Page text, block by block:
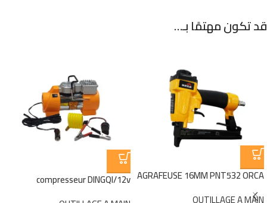
قد تكون مهتمًا بـ…
AGRAFEUSE 16MM PNT532 ORCA
compresseur DINGQI/12v